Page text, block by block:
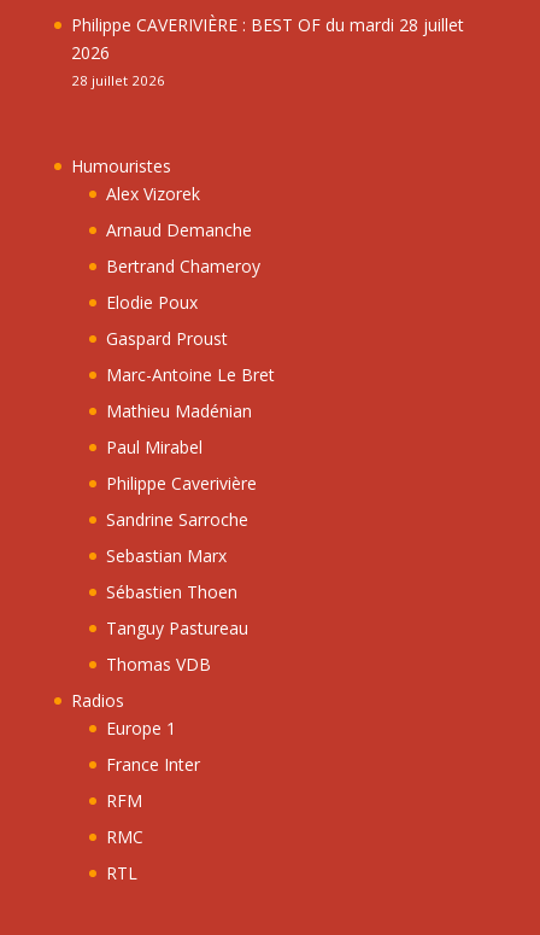
Philippe CAVERIVIÈRE : BEST OF du mardi 28 juillet
2026
28 juillet 2026
Humouristes
Alex Vizorek
Arnaud Demanche
Bertrand Chameroy
Elodie Poux
Gaspard Proust
Marc-Antoine Le Bret
Mathieu Madénian
Paul Mirabel
Philippe Caverivière
Sandrine Sarroche
Sebastian Marx
Sébastien Thoen
Tanguy Pastureau
Thomas VDB
Radios
Europe 1
France Inter
RFM
RMC
RTL